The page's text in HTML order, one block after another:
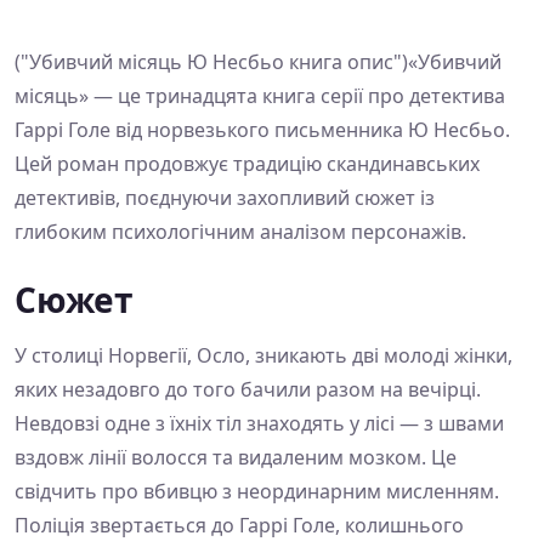
("Убивчий місяць Ю Несбьо книга опис")«Убивчий
місяць» — це тринадцята книга серії про детектива
Гаррі Голе від норвезького письменника Ю Несбьо.
Цей роман продовжує традицію скандинавських
детективів, поєднуючи захопливий сюжет із
глибоким психологічним аналізом персонажів.
Сюжет
У столиці Норвегії, Осло, зникають дві молоді жінки,
яких незадовго до того бачили разом на вечірці.
Невдовзі одне з їхніх тіл знаходять у лісі — з швами
вздовж лінії волосся та видаленим мозком. Це
свідчить про вбивцю з неординарним мисленням.
Поліція звертається до Гаррі Голе, колишнього